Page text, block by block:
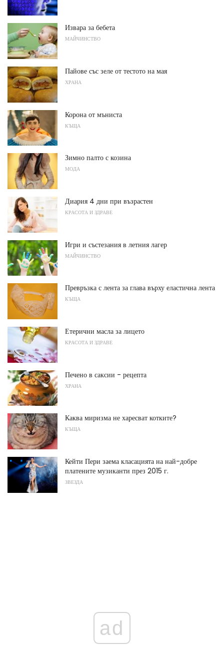
Извара за бебета
МАЙЧИНСТВО
Пайове със зеле от тестото на мая
ХРАНА
Корона от мъниста
КЪЩА
Зимно палто с козина
МОДА
Диария 4 дни при възрастен
КРАСОТА И ЗДРАВЕ
Игри и състезания в летния лагер
МАЙЧИНСТВО
Превръзка с лента за глава върху еластична лента
КЪЩА
Етерични масла за лицето
КРАСОТА И ЗДРАВЕ
Печено в саксии - рецепта
ХРАНА
Каква миризма не харесват котките?
КЪЩА
Кейти Пери заема класацията на най-добре
платените музиканти през 2015 г.
ЗВЕЗДА
ad